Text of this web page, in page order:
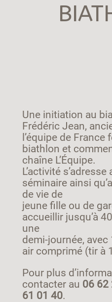
Une initiation au
Frédéric Jean,
l’équipe de France
biathlon et
chaîne L’Équipe.
L’activité
séminaire ainsi
de vie de
jeune fille ou de
accueillir jusqu’à
une
demi-journée,
air comprimé (tir à
Pour plus
contacter au 06 62
61 01 40.